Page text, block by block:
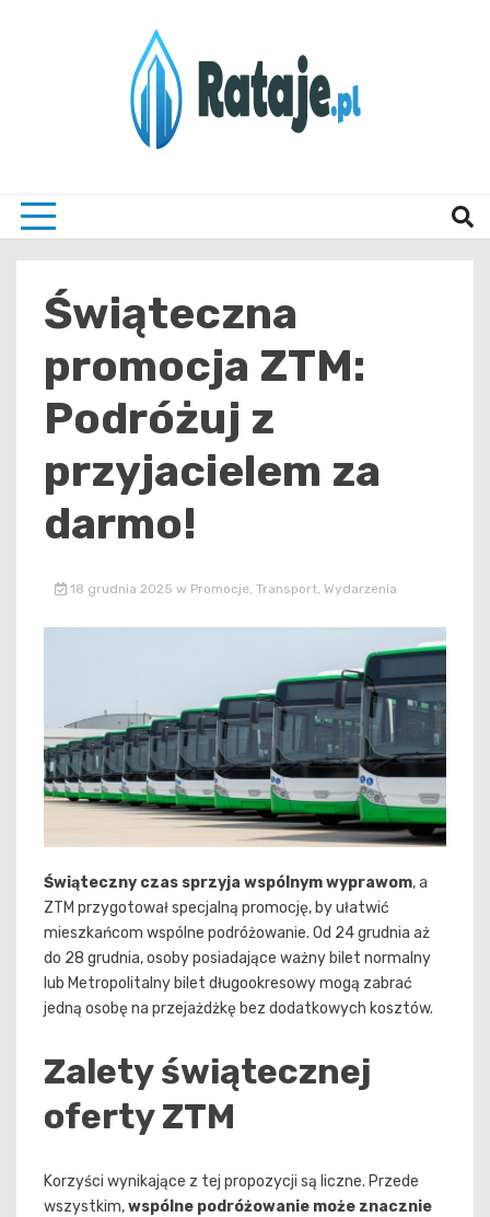
Świąteczna
promocja ZTM:
Podróżuj z
przyjacielem za
darmo!
18 grudnia 2025 w Promocje, Transport, Wydarzenia
Świąteczny czas sprzyja wspólnym wyprawom, a
ZTM przygotował specjalną promocję, by ułatwić
mieszkańcom wspólne podróżowanie. Od 24 grudnia aż
do 28 grudnia, osoby posiadające ważny bilet normalny
lub Metropolitalny bilet długookresowy mogą zabrać
jedną osobę na przejażdżkę bez dodatkowych kosztów.
Zalety świątecznej
oferty ZTM
Korzyści wynikające z tej propozycji są liczne. Przede
wszystkim,wspólne podróżowanie może znacznie